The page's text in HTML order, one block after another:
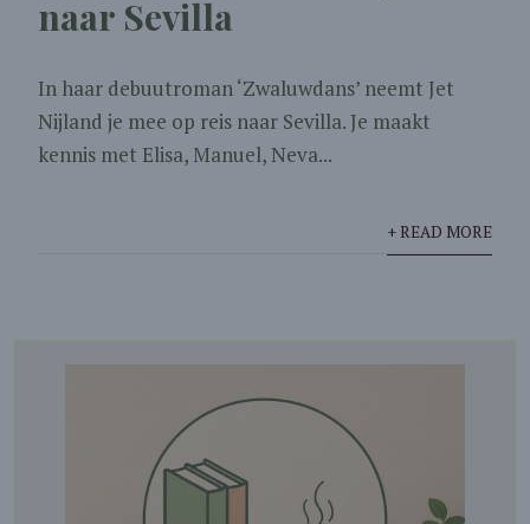
naar Sevilla
In haar debuutroman ‘Zwaluwdans’ neemt Jet
Nijland je mee op reis naar Sevilla. Je maakt
kennis met Elisa, Manuel, Neva...
+ READ MORE